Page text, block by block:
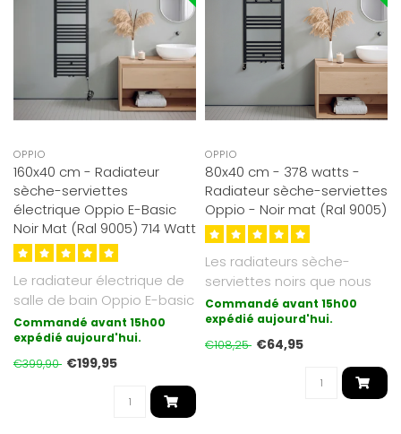
OPPIO
160x40 cm - Radiateur
sèche-serviettes
électrique Oppio E-Basic
Noir Mat (Ral 9005) 714 Watt
Le radiateur électrique de
salle de bain Oppio E-basic
est la forme de chauffag..
Commandé avant 15h00
expédié aujourd'hui.
€399,90 €199,95
OPPIO
80x40 cm - 378 watts -
Radiateur sèche-serviettes
Oppio - Noir mat (Ral 9005)
Les radiateurs sèche-
serviettes noirs que nous
proposons sont galvanisés
(couc..
Commandé avant 15h00
expédié aujourd'hui.
€108,25 €64,95